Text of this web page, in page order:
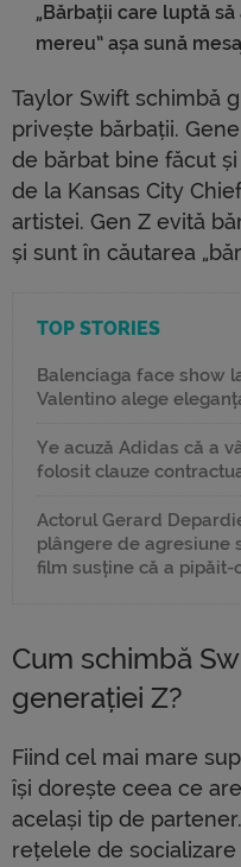
„Bărbații care luptă
mereu” așa sună
Taylor Swift schimbă
privește bărbații.
de bărbat bine făcut
de la Kansas City
artistei. Gen Z evită
și sunt în căutarea
TOP STORIES
Balenciaga face show
Valentino alege
Ye acuză Adidas că a
folosit clauze
Actorul Gerard
plângere de agresiune
film susține că a pipăit-
Cum schimbă
generației Z?
Fiind cel mai mare
își dorește ceea ce
același tip de
rețelele de